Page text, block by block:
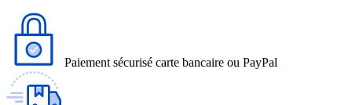
Paiement sécurisé carte bancaire ou PayPal